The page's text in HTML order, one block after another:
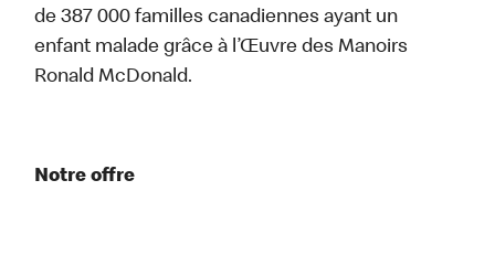
de 387 000 familles canadiennes ayant un
enfant malade grâce à l’Œuvre des Manoirs
Ronald McDonald.
Notre offre